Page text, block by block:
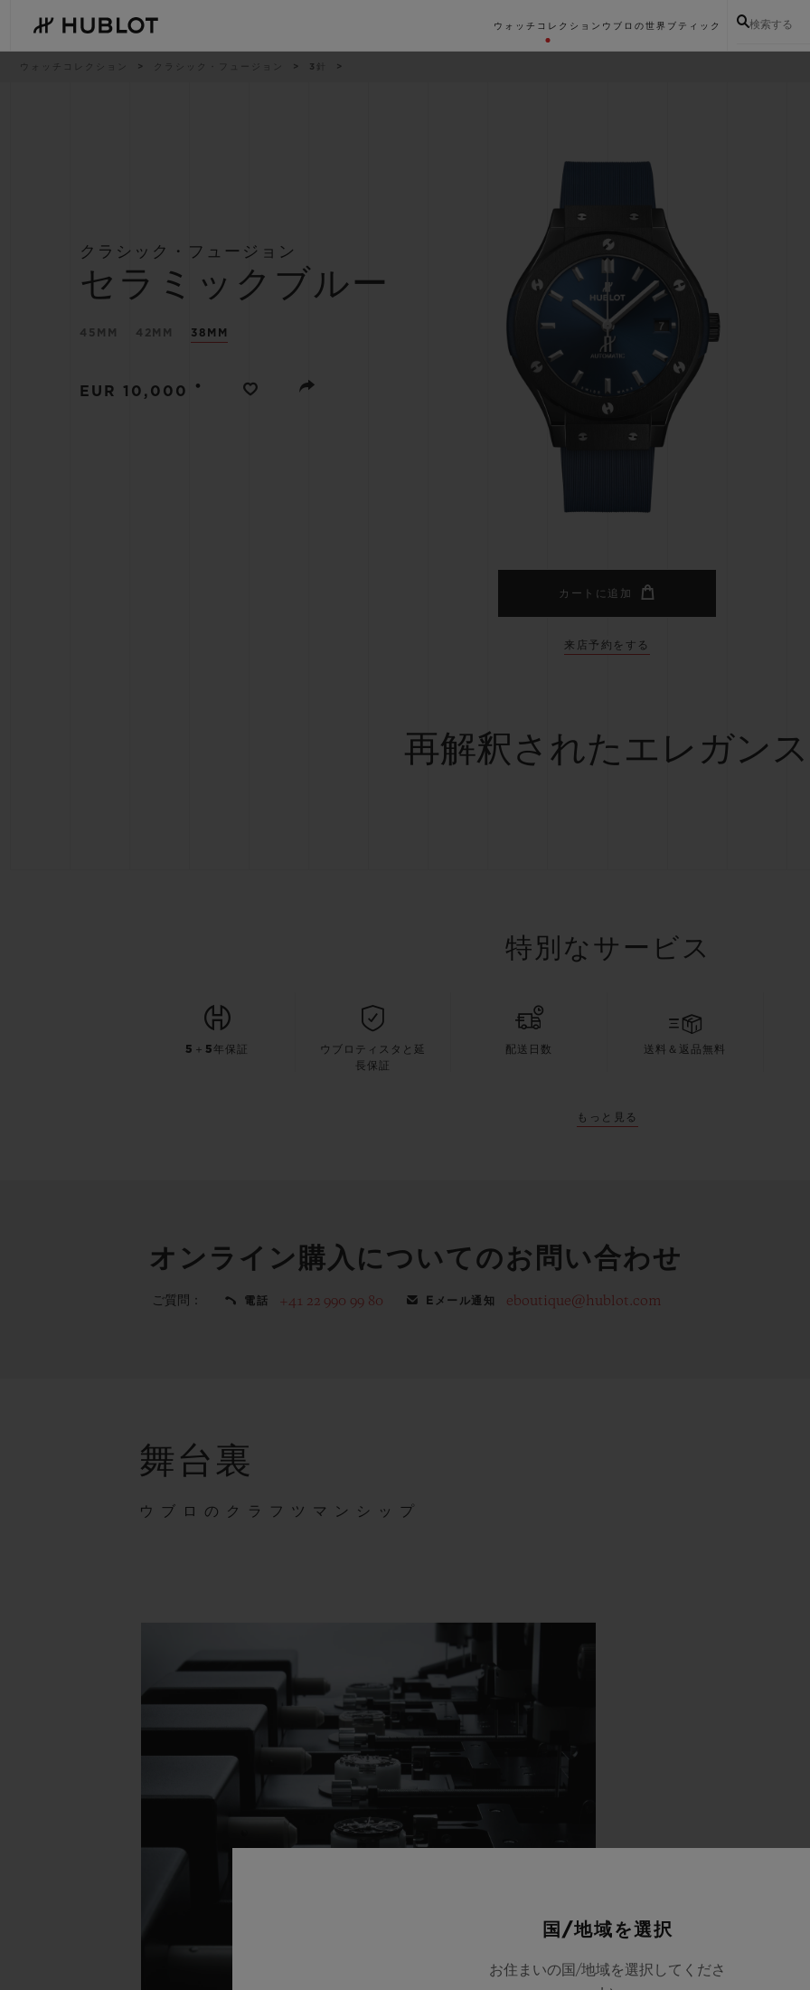
main
content
ウォッチコレクション ウブロの世界 ブティック 検索する
パ
ウォッチコレクション クラシック・フュージョン 3針
クラシック・フュージョン
セラミックブルー
45MM 42MM 38MM
EUR 10,000 •
カートに追加
来店予約をする
再解釈されたエレガンス
特別なサービス
5＋5年保証
ウブロティスタと延
長保証
配送日数 送料＆返品無料
もっと見る
オンライン購入についてのお問い合わせ
ご質問： 電話 +41 22 990 99 80 Eメール通知 eboutique@hublot.com
舞台裏
ウブロのクラフツマンシップ
国/地域を選択
お住まいの国/地域を選択してくださ
スピリット オブ ビッグ・バン
エッセンシャル トープ
配送日数 送料＆返品無料